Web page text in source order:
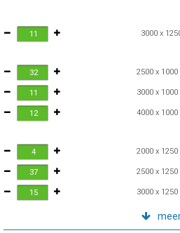
3000 x
2500 x
3000 x
4000 x
2000 x
2500 x
3000 x